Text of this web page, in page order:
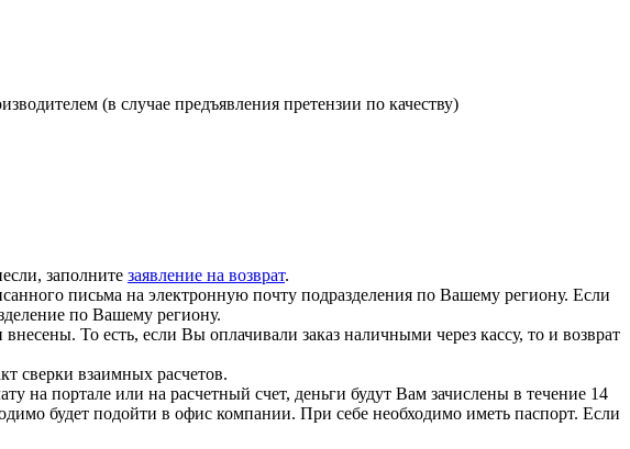
(в случае предъявления претензии по качеству)
заполните заявление на возврат.
письма на электронную почту подразделения по Вашему региону. Если
по Вашему региону.
То есть, если Вы оплачивали заказ наличными через кассу, то и возврат
сверки взаимных расчетов.
на портале или на расчетный счет, деньги будут Вам зачислены в течение 14
будет подойти в офис компании. При себе необходимо иметь паспорт. Если